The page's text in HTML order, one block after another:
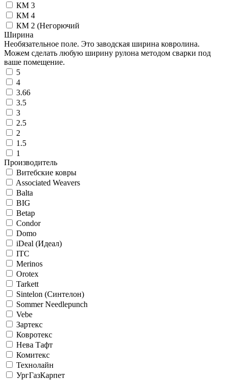
КМ 3
КМ 4
КМ 2 (Негорючий
Ширина
Необязательное поле. Это заводская ширина ковролина.
Можем сделать любую ширину рулона методом сварки под
ваше помещение.
5
4
3.66
3.5
3
2.5
2
1.5
1
Производитель
Витебские ковры
Associated Weavers
Balta
BIG
Betap
Condor
Domo
iDeal (Идеал)
ITC
Merinos
Orotex
Tarkett
Sintelon (Синтелон)
Sommer Needlepunch
Vebe
Зартекс
Ковротекс
Нева Тафт
Комитекс
Технолайн
УргГазКарпет